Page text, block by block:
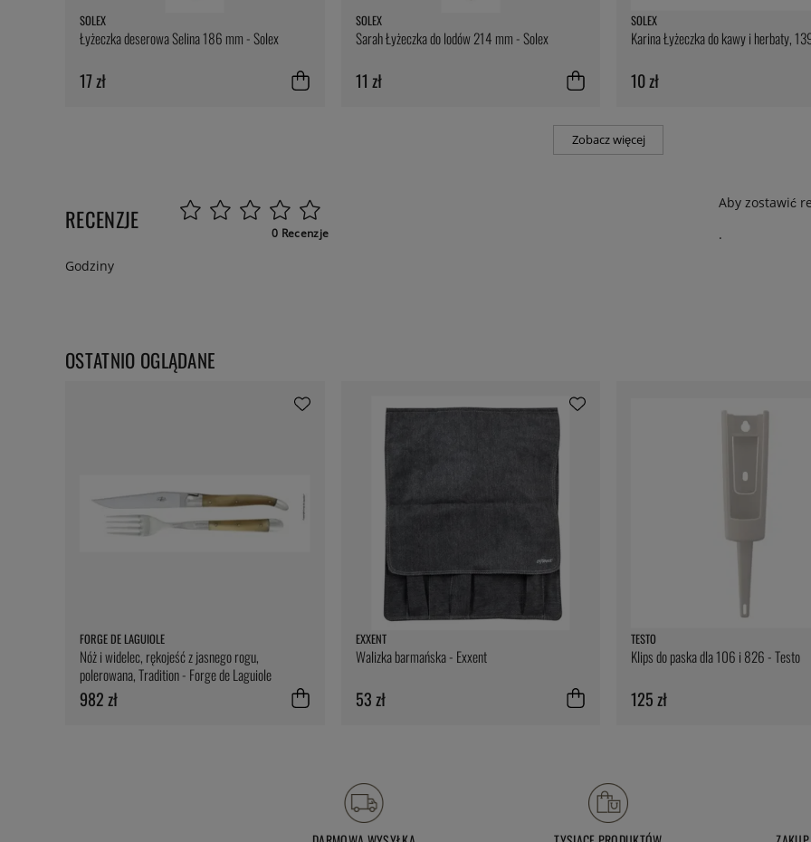
SOLEX
Łyżeczka deserowa Selina 186 mm - Solex
17 zł
SOLEX
Sarah Łyżeczka do lodów 214 mm - Solex
11 zł
SOLEX
Karina Łyżeczka do kawy i herbaty,
10 zł
Zobacz więcej
RECENZJE 0 Recenzje
Aby zostawić
.
Godziny
OSTATNIO OGLĄDANE
FORGE DE LAGUIOLE
Nóż i widelec, rękojeść z jasnego rogu,
polerowana, Tradition - Forge de Laguiole
982 zł
EXXENT
Walizka barmańska - Exxent
53 zł
TESTO
Klips do paska dla 106 i 826 - Testo
125 zł